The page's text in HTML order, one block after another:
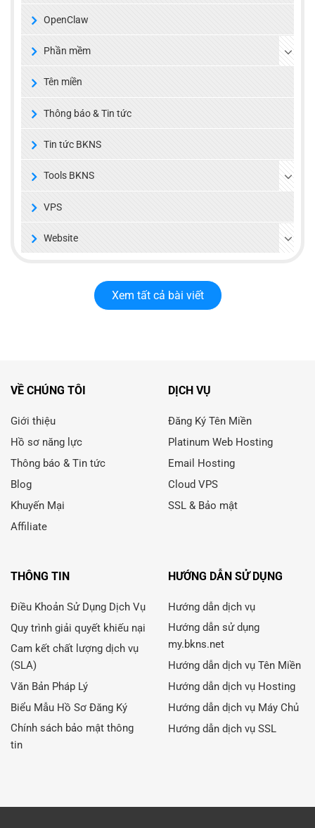
OpenClaw
Phần mềm
Tên miền
Thông báo & Tin tức
Tin tức BKNS
Tools BKNS
VPS
Website
Xem tất cả bài viết
VỀ CHÚNG TÔI
Giới thiệu
Hồ sơ năng lực
Thông báo & Tin tức
Blog
Khuyến Mại
Affiliate
DỊCH VỤ
Đăng Ký Tên Miền
Platinum Web Hosting
Email Hosting
Cloud VPS
SSL & Bảo mật
THÔNG TIN
Điều Khoản Sử Dụng Dịch Vụ
Quy trình giải quyết khiếu nại
Cam kết chất lượng dịch vụ
(SLA)
Văn Bản Pháp Lý
Biểu Mẫu Hồ Sơ Đăng Ký
Chính sách bảo mật thông
tin
HƯỚNG DẪN SỬ DỤNG
Hướng dẫn dịch vụ
Hướng dẫn sử dụng
my.bkns.net
Hướng dẫn dịch vụ Tên Miền
Hướng dẫn dịch vụ Hosting
Hướng dẫn dịch vụ Máy Chủ
Hướng dẫn dịch vụ SSL